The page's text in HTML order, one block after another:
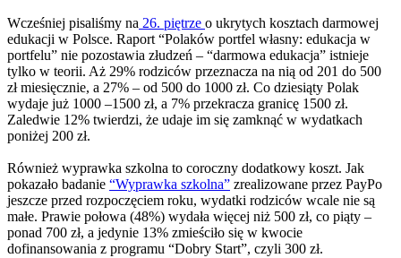
Wcześniej pisaliśmy na 26. piętrze o ukrytych kosztach darmowej
edukacji w Polsce. Raport “Polaków portfel własny: edukacja w
portfelu” nie pozostawia złudzeń – “darmowa edukacja” istnieje
tylko w teorii. Aż 29% rodziców przeznacza na nią od 201 do 500
zł miesięcznie, a 27% – od 500 do 1000 zł. Co dziesiąty Polak
wydaje już 1000 –1500 zł, a 7% przekracza granicę 1500 zł.
Zaledwie 12% twierdzi, że udaje im się zamknąć w wydatkach
poniżej 200 zł.
Również wyprawka szkolna to coroczny dodatkowy koszt. Jak
pokazało badanie “Wyprawka szkolna” zrealizowane przez PayPo
jeszcze przed rozpoczęciem roku, wydatki rodziców wcale nie są
małe. Prawie połowa (48%) wydała więcej niż 500 zł, co piąty –
ponad 700 zł, a jedynie 13% zmieściło się w kwocie
dofinansowania z programu “Dobry Start”, czyli 300 zł.